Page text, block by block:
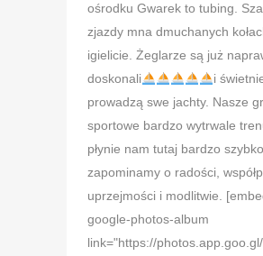
ośrodku Gwarek to tubing.
zjazdy mna dmuchanych
igielicie. Żeglarze są już
doskonali
i
prowadzą swe jachty. Nasze
sportowe bardzo wytrwale
płynie nam tutaj bardzo
zapominamy o radości,
uprzejmości i modlitwie.
google-photos-album
link="https://